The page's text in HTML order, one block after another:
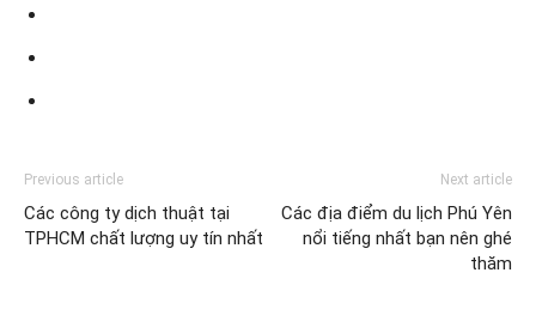
Previous article
Các công ty dịch thuật tại
TPHCM chất lượng uy tín nhất
Next article
Các địa điểm du lịch Phú Yên
nổi tiếng nhất bạn nên ghé
thăm